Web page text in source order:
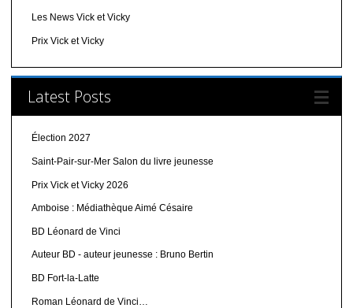
Les News Vick et Vicky
Prix Vick et Vicky
Latest Posts
Élection 2027
Saint-Pair-sur-Mer Salon du livre jeunesse
Prix Vick et Vicky 2026
Amboise : Médiathèque Aimé Césaire
BD Léonard de Vinci
Auteur BD - auteur jeunesse : Bruno Bertin
BD Fort-la-Latte
Roman Léonard de Vinci…